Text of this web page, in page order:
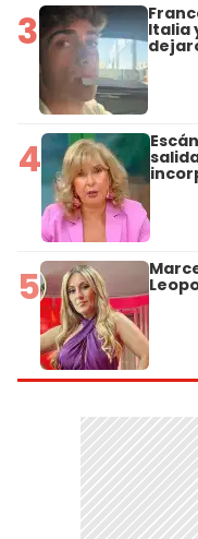
3 Italia
4
5